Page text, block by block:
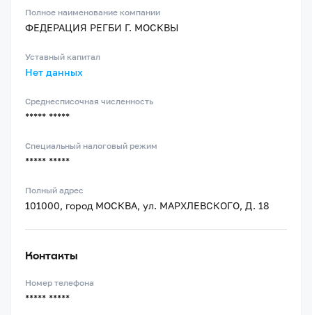
Полное наименование компании
ФЕДЕРАЦИЯ РЕГБИ Г. МОСКВЫ
Уставный капитал
Нет данных
Среднесписочная численность
***** *****
Специальный налоговый режим
***** *****
Полный адрес
101000, город МОСКВА, ул. МАРХЛЕВСКОГО, Д. 18
Контакты
Номер телефона
***** *****